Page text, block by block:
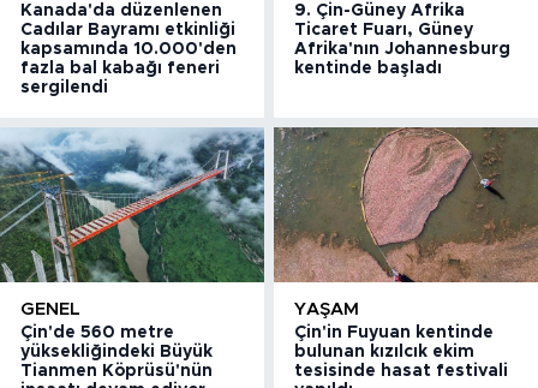
Kanada'da düzenlenen
Cadılar Bayramı etkinliği
kapsamında 10.000'den
fazla bal kabağı feneri
sergilendi
9. Çin-Güney Afrika
Ticaret Fuarı, Güney
Afrika'nın Johannesburg
kentinde başladı
GENEL
Çin'de 560 metre
yüksekliğindeki Büyük
Tianmen Köprüsü'nün
YAŞAM
Çin'in Fuyuan kentinde
bulunan kızılcık ekim
tesisinde hasat festivali